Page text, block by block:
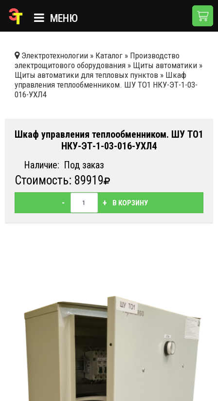
МЕНЮ
КАТАЛОГ
О КОМПАНИИ
НОВОСТИ
ДОСТАВКА И ОПЛАТА
КОНТАКТЫ
Электротехнологии » Каталог » Производство
электрощитового оборудования » Щиты автоматики »
Щиты автоматики для тепловых пунктов » Шкаф
управления теплообменником. ШУ ТО1 НКУ-ЭТ-1-03-
016-УХЛ4
Шкаф управления теплообменником. ШУ ТО1
НКУ-ЭТ-1-03-016-УХЛ4
Наличие: Под заказ
Стоимость: 89919
- + В КОРЗИНУ